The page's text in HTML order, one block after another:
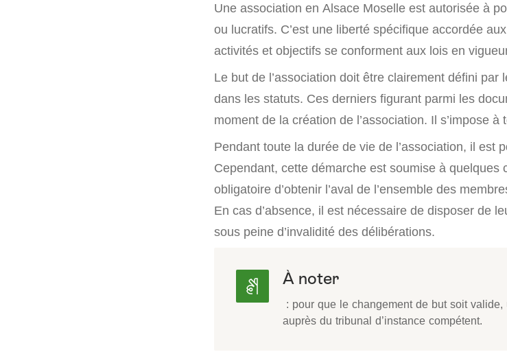
Une association en Alsace Moselle est autorisée à
ou lucratifs. C’est une liberté spécifique accordée
activités et objectifs se conforment aux lois en
Le but de l’association doit être clairement défini
dans les statuts. Ces derniers figurant parmi les
moment de la création de l’association. Il s’impose à
Pendant toute la durée de vie de l’association, il est
Cependant, cette démarche est soumise à quelques
obligatoire d’obtenir l’aval de l’ensemble des
En cas d’absence, il est nécessaire de disposer de
sous peine d’invalidité des délibérations.
À noter
: pour que le changement de but soit
auprès du tribunal d’instance compétent.